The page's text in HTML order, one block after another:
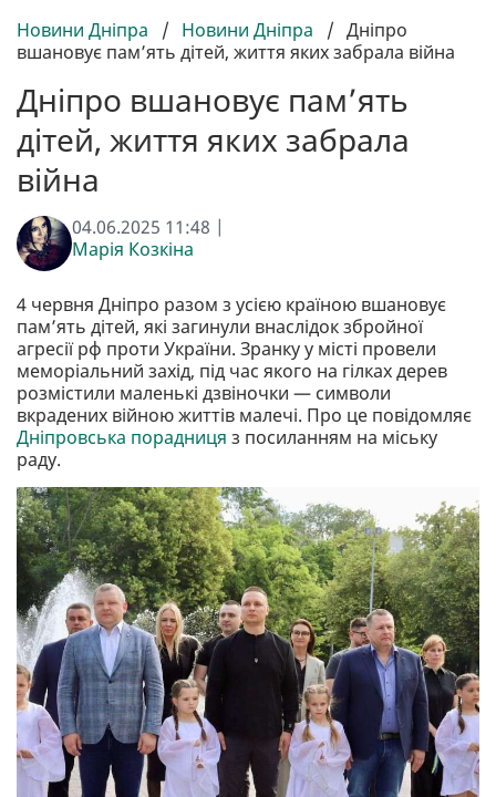
Новини Дніпра / Новини Дніпра / Дніпро
вшановує памʼять дітей, життя яких забрала війна
Дніпро вшановує памʼять
дітей, життя яких забрала
війна
04.06.2025 11:48 |
Марія Козкіна
4 червня Дніпро разом з усією країною вшановує
пам’ять дітей, які загинули внаслідок збройної
агресії рф проти України. Зранку у місті провели
меморіальний захід, під час якого на гілках дерев
розмістили маленькі дзвіночки — символи
вкрадених війною життів малечі. Про це повідомляє
Дніпровська порадниця з посиланням на міську
раду.